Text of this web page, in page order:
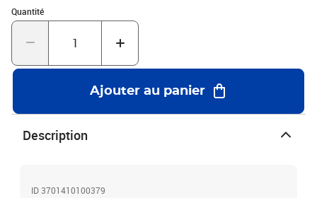
Quantité
Quantité : 1
Ajouter au panier
Description
ID 3701410100379